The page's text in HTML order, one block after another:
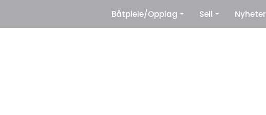
Leverandører
Båtpleie/Opplag Seil Nyheter